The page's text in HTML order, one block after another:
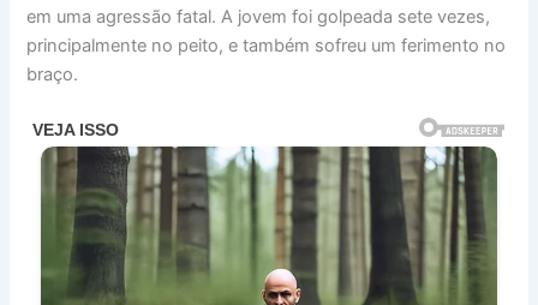
em uma agressão fatal. A jovem foi golpeada sete vezes,
principalmente no peito, e também sofreu um ferimento no
braço.